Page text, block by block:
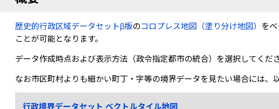
歴史的行政区域データセットβ版のコロプレス地図（塗り分け地図） を
ことが可能となります。
データ作成時点および表示方法（政令指定都市の統合）を選択してくださ
なお市区町村よりも細かい町丁・字等の境界データを見たい場合には、
行政境界データセット ベクトルタイル地図